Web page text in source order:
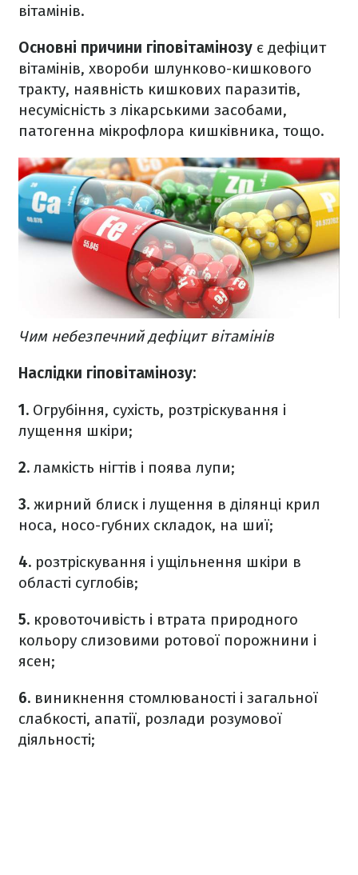
вітамінів.
Основні причини гіповітамінозу є дефіцит
вітамінів, хвороби шлунково-кишкового
тракту, наявність кишкових паразитів,
несумісність з лікарськими засобами,
патогенна мікрофлора кишківника, тощо.
Чим небезпечний дефіцит вітамінів
Наслідки гіповітамінозу:
1. Огрубіння, сухість, розтріскування і
лущення шкіри;
2. ламкість нігтів і поява лупи;
3. жирний блиск і лущення в ділянці крил
носа, носо-губних складок, на шиї;
4. розтріскування і ущільнення шкіри в
області суглобів;
5. кровоточивість і втрата природного
кольору слизовими ротової порожнини і
ясен;
6. виникнення стомлюваності і загальної
слабкості, апатії, розлади розумової
діяльності;